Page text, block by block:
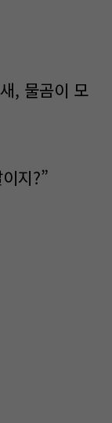
, 물곰이 모
지?”